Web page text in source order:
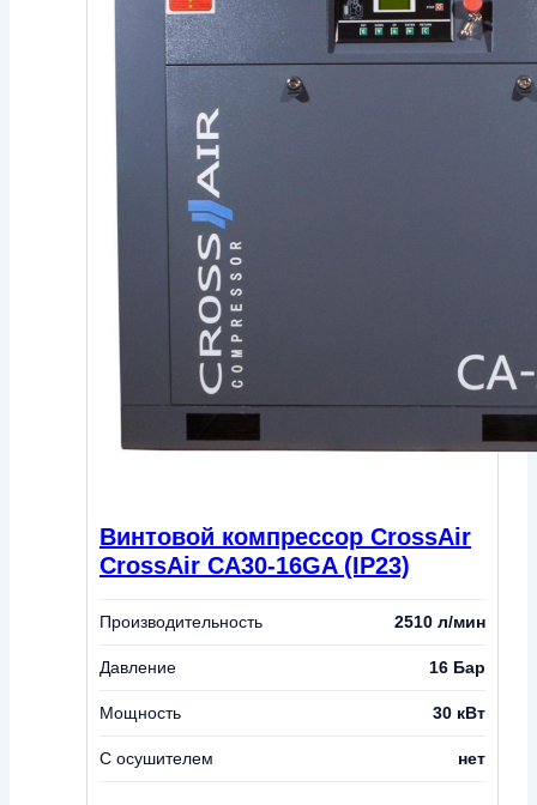
Винтовой компрессор CrossAir
CrossAir CA30-16GA (IP23)
Производительность 2510 л/мин
Давление 16 Бар
Мощность 30 кВт
С осушителем нет